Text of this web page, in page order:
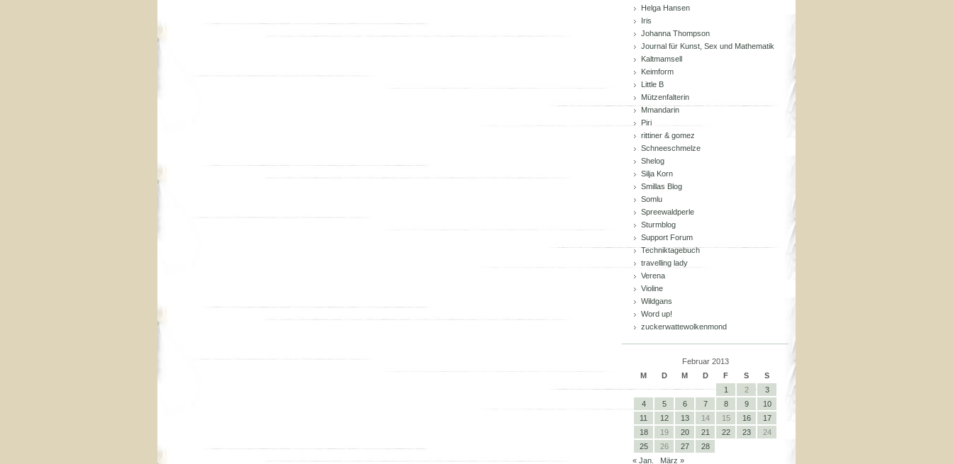
Helga Hansen
Iris
Johanna Thompson
Journal für Kunst, Sex und Mathematik
Kaltmamsell
Keimform
Little B
Mützenfalterin
Mmandarin
Piri
rittiner & gomez
Schneeschmelze
Shelog
Silja Korn
Smillas Blog
Somlu
Spreewaldperle
Sturmblog
Support Forum
Techniktagebuch
travelling lady
Verena
Violine
Wildgans
Word up!
zuckerwattewolkenmond
Februar 2013
M
D M D F S
S
1
2
3
4
5 6 7 8 9
10
11
12 13 14 15 16
17
18
19 20 21 22 23
24
25
26 27
28
« Jan.
März »